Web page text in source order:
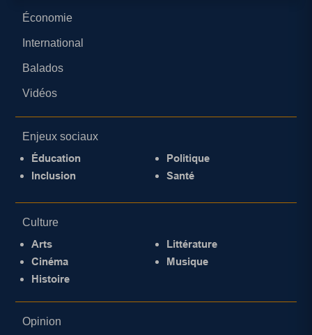
Économie
International
Balados
Vidéos
Enjeux sociaux
Éducation
Inclusion
Politique
Santé
Culture
Arts
Cinéma
Histoire
Littérature
Musique
Opinion